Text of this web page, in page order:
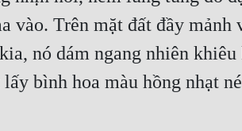
Trên mặt đất đầy mảnh
nó dám ngang nhiên
bình hoa màu hồng nhạt